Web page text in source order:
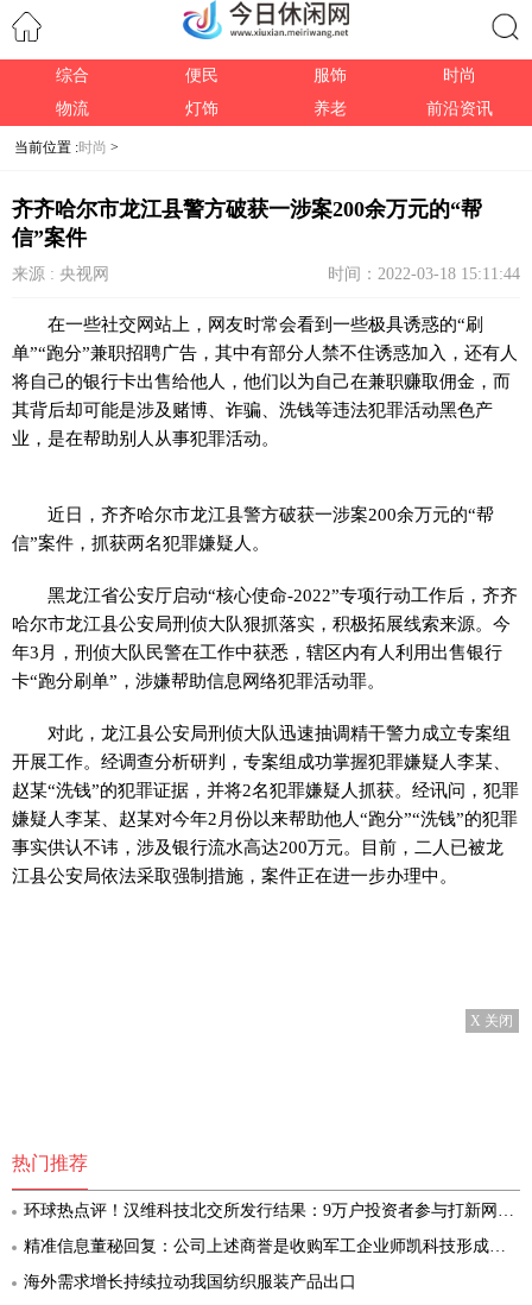
综合 便民 服饰
时尚
物流
灯饰 养老 前沿资讯
当前位置 :时尚 >
齐齐哈尔市龙江县警方破获一涉案200余万元的“帮
信”案件
来源 : 央视网 时间：2022-03-18 15:11:44
在一些社交网站上，网友时常会看到一些极具诱惑的“刷
单”“跑分”兼职招聘广告，其中有部分人禁不住诱惑加入，还有人
将自己的银行卡出售给他人，他们以为自己在兼职赚取佣金，而
其背后却可能是涉及赌博、诈骗、洗钱等违法犯罪活动黑色产
业，是在帮助别人从事犯罪活动。
近日，齐齐哈尔市龙江县警方破获一涉案200余万元的“帮
信”案件，抓获两名犯罪嫌疑人。
黑龙江省公安厅启动“核心使命-2022”专项行动工作后，齐齐
哈尔市龙江县公安局刑侦大队狠抓落实，积极拓展线索来源。今
年3月，刑侦大队民警在工作中获悉，辖区内有人利用出售银行
卡“跑分刷单”，涉嫌帮助信息网络犯罪活动罪。
对此，龙江县公安局刑侦大队迅速抽调精干警力成立专案组
开展工作。经调查分析研判，专案组成功掌握犯罪嫌疑人李某、
赵某“洗钱”的犯罪证据，并将2名犯罪嫌疑人抓获。经讯问，犯罪
嫌疑人李某、赵某对今年2月份以来帮助他人“跑分”“洗钱”的犯罪
事实供认不讳，涉及银行流水高达200万元。目前，二人已被龙
江县公安局依法采取强制措施，案件正在进一步办理中。
X 关闭
热门推荐
环球热点评！汉维科技北交所发行结果：9万户投资者参与打新网上有效申购倍数91倍
精准信息董秘回复：公司上述商誉是收购军工企业师凯科技形成的，截至目前师凯科技经营状况良好，未发现有减值迹象 环球消息
海外需求增长持续拉动我国纺织服装产品出口